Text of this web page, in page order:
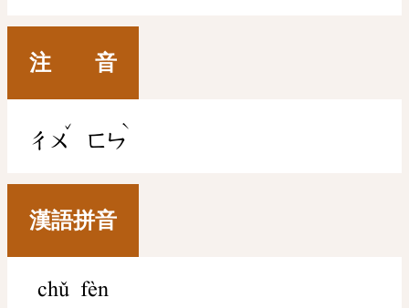
注 音
ㄔㄨ
ˇ
ㄈㄣ
ˋ
漢語拼音
chǔ fèn